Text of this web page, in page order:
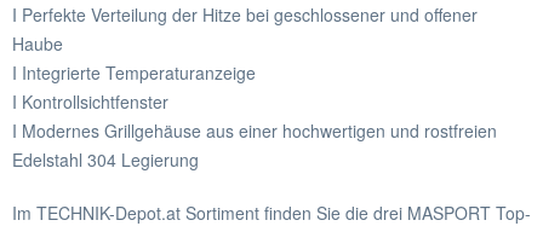
I Perfekte Verteilung der Hitze bei geschlossener und offener
Haube
I Integrierte Temperaturanzeige
I Kontrollsichtfenster
I Modernes Grillgehäuse aus einer hochwertigen und rostfreien
Edelstahl 304 Legierung
Im TECHNIK-Depot.at Sortiment finden Sie die drei MASPORT Top-